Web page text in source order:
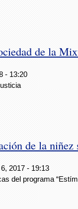
de la
- 13:20
de la niñez
2017 - 19:13
del programa